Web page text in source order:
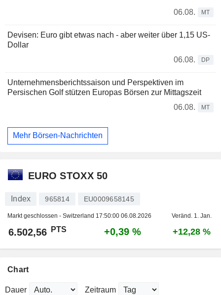
06.08.
MT
Devisen: Euro gibt etwas nach - aber weiter über 1,15 US-
Dollar
06.08.
DP
Unternehmensberichtssaison und Perspektiven im
Persischen Golf stützen Europas Börsen zur Mittagszeit
06.08.
MT
Mehr Börsen-Nachrichten
EURO STOXX 50
Index 965814 EU0009658145
Markt geschlossen - Switzerland 17:50:00 06.08.2026 Veränd. 1. Jan.
6.502,56 PTS +0,39 % +12,28 %
Chart
Dauer Zeitraum